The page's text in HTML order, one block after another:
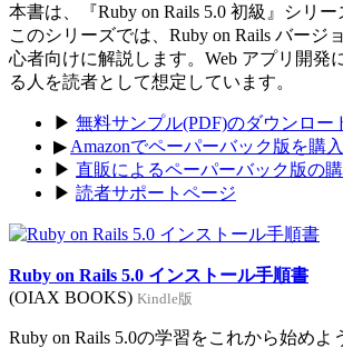
本書は、『Ruby on Rails 5.0 初級』シリー
このシリーズでは、Ruby on Rails バージ
心者向けに解説します。Web アプリ開発
る人を読者として想定しています。
▶ 無料サンプル(PDF)のダウンロー
▶ Amazonでペーパーバック版を購入
▶ 直販によるペーパーバック版の購
▶ 読者サポートページ
Ruby on Rails 5.0 インストール手順書
(OIAX BOOKS) Kindle版
Ruby on Rails 5.0の学習をこれから始めよ